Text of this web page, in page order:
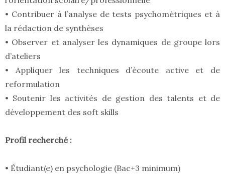
• Contribuer à l’analyse de tests psychométriques et à
la rédaction de synthèses
• Observer et analyser les dynamiques de groupe lors
d’ateliers
• Appliquer les techniques d’écoute active et de
reformulation
• Soutenir les activités de gestion des talents et de
développement des soft skills
Profil recherché :
• Étudiant(e) en psychologie (Bac+3 minimum)